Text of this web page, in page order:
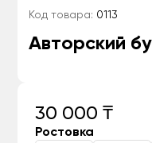
Код товара: 0113
Авторский
30 000 ₸
Ростовка